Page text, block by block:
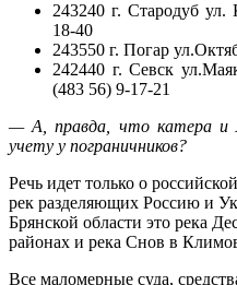
243240 г. Стародуб
18-40
243550 г. Погар
242440 г. Севск
(483 56) 9-17-21
— А, правда, что катера и
учету у пограничников?
Речь идет только о
рек разделяющих Россию и
Брянской области это река
районах и река Снов в
Все маломерные суда,